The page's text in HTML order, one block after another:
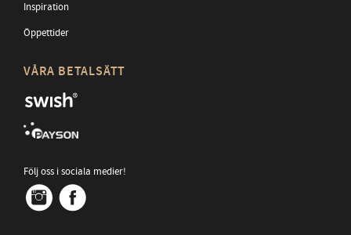
Inspiration
Öppettider
VÅRA BETALSÄTT
Följ oss i sociala medier!